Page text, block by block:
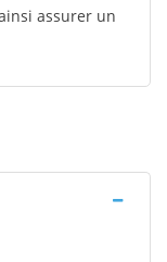
assurer un